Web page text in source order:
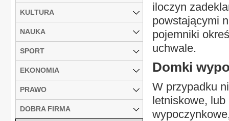
iloczyn
powstającymi
pojemniki
uchwale.
Domki
W przypadku
letniskowe,
KULTURA
NAUKA
SPORT
EKONOMIA
PRAWO
DOBRA FIRMA